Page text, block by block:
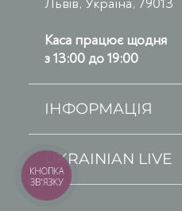
Каса працює щодня
з 13:00 до 19:00
ІНФОРМАЦІЯ
UKRAINIAN LIVE
КНОПКА
ЗВ'ЯЗКУ